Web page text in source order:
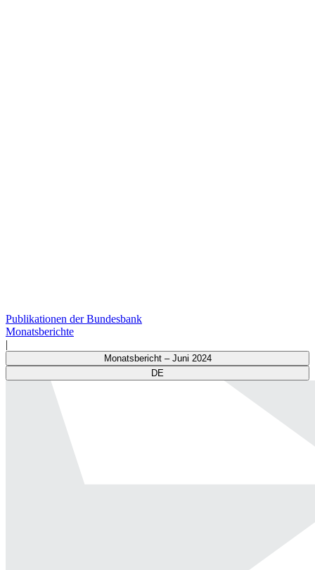
Publikationen der Bundesbank
Monatsberichte
|
Monatsbericht – Juni 2024
DE